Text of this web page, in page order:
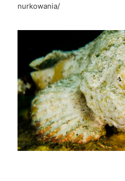
nurkowania/